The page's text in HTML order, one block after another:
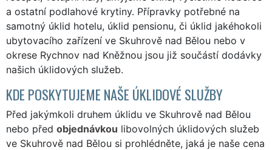
a ostatní podlahové krytiny. Přípravky potřebné na
samotný úklid hotelu, úklid pensionu, či úklid jakéhokoli
ubytovacího zařízení ve Skuhrově nad Bělou nebo v
okrese Rychnov nad Kněžnou jsou již součástí dodávky
našich úklidových služeb.
KDE POSKYTUJEME NAŠE ÚKLIDOVÉ SLUŽBY
Před jakýmkoli druhem úklidu ve Skuhrově nad Bělou
nebo před objednávkou libovolných úklidových služeb
ve Skuhrově nad Bělou si prohlédněte, jaká je naše cena